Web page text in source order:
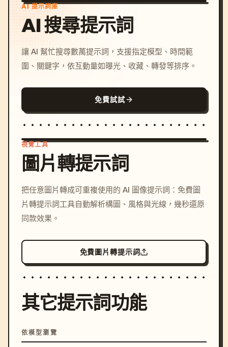
AI 提示詞庫
AI 搜尋提示詞
讓 AI 幫忙搜尋數萬提示詞，支援指定模型、時間範
圍、關鍵字，依互動量如曝光、收藏、轉發等排序。
免費試試
c, cyberpunk sunset, neon
colors, 8k --v 6.0
視覺工具
圖片轉提示詞
把任意圖片轉成可重複使用的 AI 圖像提示詞：免費圖
片轉提示詞工具自動解析構圖、風格與光線，幾秒還原
同款效果。
免費圖片轉提示詞
其它提示詞功能
依模型瀏覽